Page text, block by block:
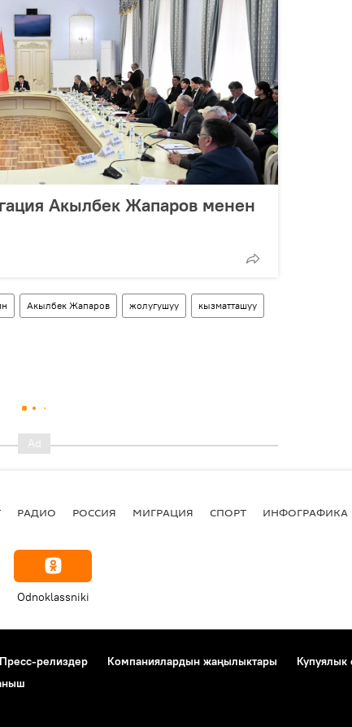
Акылбек Жапаров менен
Акылбек Жапаров жолугушуу кызматташуу
РАДИО РОССИЯ МИГРАЦИЯ СПОРТ ИНФОГРАФИКА
Odnoklassniki
Пресс-релиздер Компаниялардын жаңылыктары
Купуялык